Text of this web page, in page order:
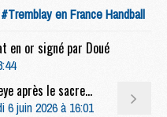
#Tremblay en France Handball
en or signé par Doué
Anciens : La réaction géniale de Gueye après le sacre du PSG
6 juin 2026 à 16:01